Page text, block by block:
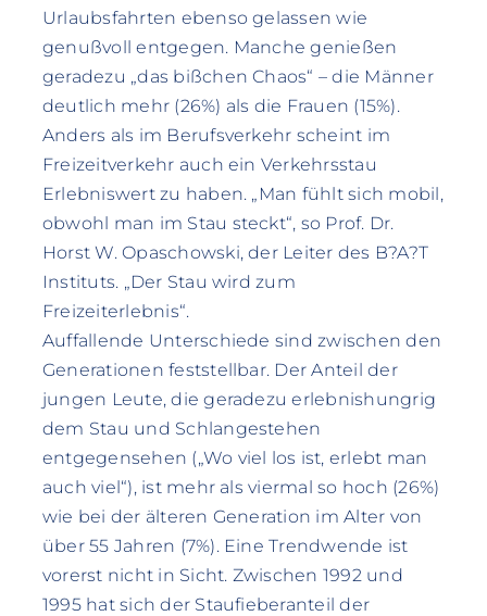
Urlaubsfahrten ebenso gelassen wie
genußvoll entgegen. Manche genießen
geradezu „das bißchen Chaos“ – die Männer
deutlich mehr (26%) als die Frauen (15%).
Anders als im Berufsverkehr scheint im
Freizeitverkehr auch ein Verkehrsstau
Erlebniswert zu haben. „Man fühlt sich mobil,
obwohl man im Stau steckt“, so Prof. Dr.
Horst W. Opaschowski, der Leiter des B?A?T
Instituts. „Der Stau wird zum
Freizeiterlebnis“.
Auffallende Unterschiede sind zwischen den
Generationen feststellbar. Der Anteil der
jungen Leute, die geradezu erlebnishungrig
dem Stau und Schlangestehen
entgegensehen („Wo viel los ist, erlebt man
auch viel“), ist mehr als viermal so hoch (26%)
wie bei der älteren Generation im Alter von
über 55 Jahren (7%). Eine Trendwende ist
vorerst nicht in Sicht. Zwischen 1992 und
1995 hat sich der Staufieberanteil der